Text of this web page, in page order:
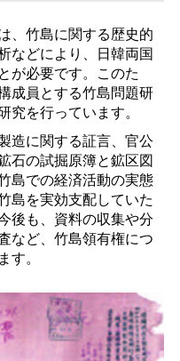
、竹島に関する歴史的
などにより、日韓両国
が必要です。このた
成員とする竹島問題研
を行っています。
造に関する証言、官公
石の試掘原簿と鉱区図
島での経済活動の実態
島を実効支配していた
後も、資料の収集や分
など、竹島領有権につ
。